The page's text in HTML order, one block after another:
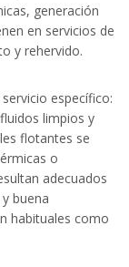
generación
en servicios de
y rehervido.
específico:
limpios y
flotantes se
o
adecuados
buena
habituales como